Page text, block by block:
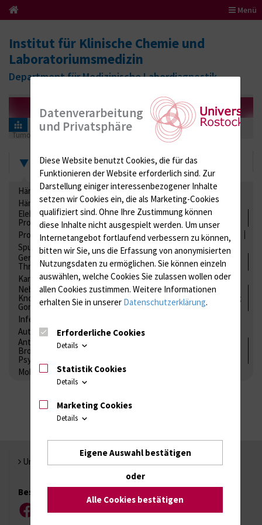
Menü
Institut für Klinische Chemie und
Laboratoriumsmedizin
Department für Medizinische Labordiagnostik
Informationen für Einsender
Ringversuchszertifikate
Tumormarker
292 (Tumormarker)
Zertifikate
Hämatologie / Anämie
Retikulozyten
Hämoglobinelektrophorese
Liquordiagnostik
Elektrolyte, Enzyme, Substrate, Metabolite, Blutalkohol,
Proteine
Proteine
Lipide / Lipoproteine Niere / Harnwege
Stuhl
Spurenelemente
Säuren-Basen-Status
Gerinnung / Gerinnungsaktivierung / Gerinnungsfaktoren /
Thrombozytenfunktion / Antikoagulation
Kardiale Marker
Tumormarker
Interleukine
Nebenniere / Niere; Nebenschilddrüse ( Ca-Stoffwechsel /
Knochen; Hypophyse / Wachstum; Gestroinaltrakt / Vitamine;
Gonaden / Zyklus / Sterilität
Infektionsserologie
Autoimmundiagnostik
Antibiotika, Zystostatika, Immunsuppressiva, Amaleptika,
Bronchospasmolytika, Antiepileptika, Kardiaka,
Psychpharmaka
Molekulare Diagnostik
Universität Rostock
Besuchen Sie uns
FacebookInstagramYouTubeLinkedIn
Xing
Datenverarbeitung
und Privatsphäre
Diese Website benutzt Cookies, die für das
Funktionieren der Website erforderlich sind. Zur
Darstellung einiger interessenbezogener Inhalte
setzen wir Cookies ein, die als Marketing-Cookies
qualifiziert sind. Ohne Ihre Zustimmung können
diese Inhalte nicht ausgespielt werden. Um unser
Internetangebot fortlaufend verbessern zu können,
bitten wir Sie, uns die Erfassung von anonymisierten
Nutzungsdaten zu ermöglichen. Sie können einzeln
auswählen, welche Cookies Sie zulassen wollen oder
allen Cookies zustimmen. Weitere Informationen
erhalten Sie in unserer Datenschutzerklärung.
Erforderliche Cookies
Details
Statistik Cookies
Details
Marketing Cookies
Details
Eigene Auswahl bestätigen
oder
Alle Cookies bestätigen